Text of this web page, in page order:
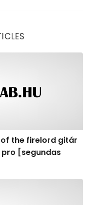
the firelord gitár
[segundas